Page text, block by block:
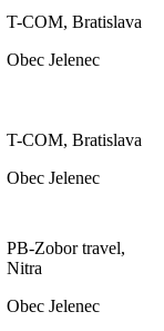
T-COM, Bratislava
Obec Jelenec
T-COM, Bratislava
Obec Jelenec
PB-Zobor travel,
Nitra
Obec Jelenec